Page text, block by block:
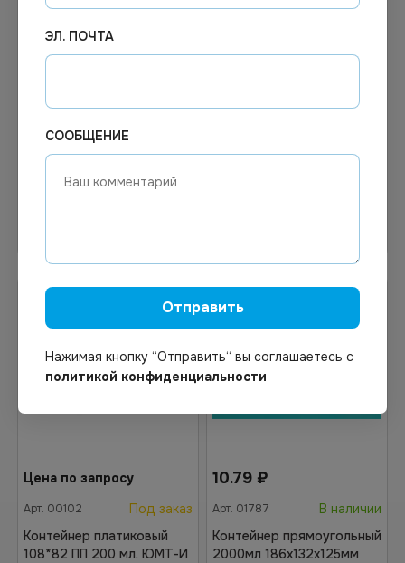
Контейнер Каштан ПП
Касалетка прям. 900 мл
Цена по запросу
Арт. 00102
Под заказ
Контейнер платиковый
108*82 ПП 200 мл. ЮМТ-И
10.79 ₽
Арт. 01787
В наличии
Контейнер прямоугольный
2000мл 186х132х125мм
ЭЛ. ПОЧТА
СООБЩЕНИЕ
Отправить
Нажимая кнопку “Отправить“ вы соглашаетесь с
политикой конфиденциальности